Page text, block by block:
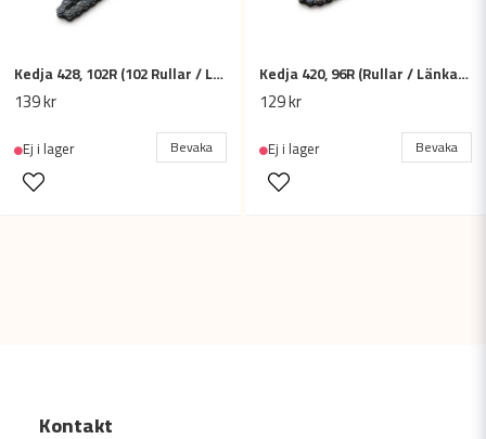
Kedja 428, 102R (102 Rullar / Länkar)
139 kr
Ej i lager Bevaka
Kedja 420, 96R (Rullar / Länkar) - Cross / Fyrhjuling
129 kr
Ej i lager Bevaka
Kontakt